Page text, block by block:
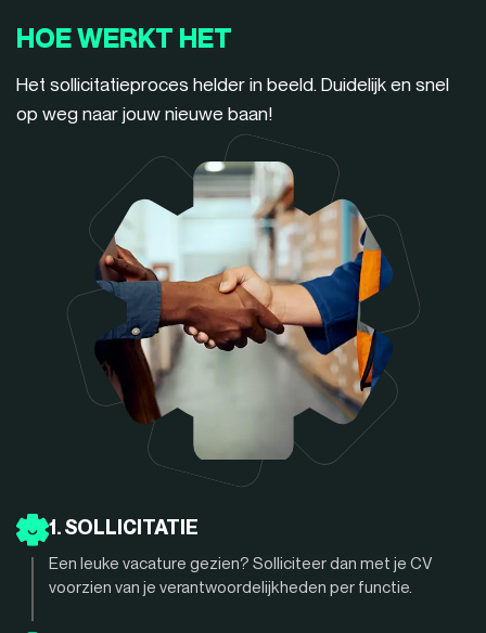
HOE WERKT HET
Het sollicitatieproces helder in beeld. Duidelijk en snel
op weg naar jouw nieuwe baan!
1. SOLLICITATIE
Een leuke vacature gezien? Solliciteer dan met je CV
voorzien van je verantwoordelijkheden per functie.